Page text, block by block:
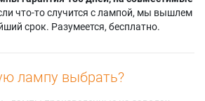
что-то случится с лампой, мы вышлем
срок. Разумеется, бесплатно.
лампу выбрать?